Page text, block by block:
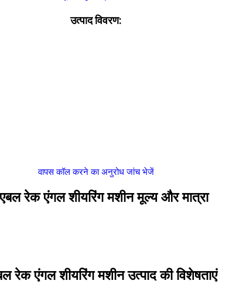
उत्पाद विवरण:
वापस कॉल करने का अनुरोध जांच भेजें
रेक एंगल शीयरिंग मशीन मूल्य और मात्रा
रेक एंगल शीयरिंग मशीन उत्पाद की विशेषताएं